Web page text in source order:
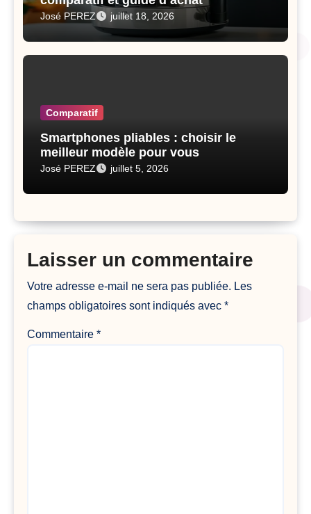
José PEREZ juillet 18, 2026
Comparatif
Smartphones pliables : choisir le
meilleur modèle pour vous
José PEREZ juillet 5, 2026
Laisser un commentaire
Votre adresse e-mail ne sera pas publiée. Les
champs obligatoires sont indiqués avec*
Commentaire*